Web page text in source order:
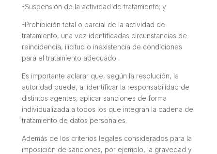
-Suspensión de la actividad de tratamiento; y
-Prohibición total o parcial de la actividad de
tratamiento, una vez identificadas circunstancias de
reincidencia, ilicitud o inexistencia de condiciones
para el tratamiento adecuado.
Es importante aclarar que, según la resolución, la
autoridad puede, al identificar la responsabilidad de
distintos agentes, aplicar sanciones de forma
individualizada a todos los que integran la cadena de
tratamiento de datos personales.
Además de los criterios legales considerados para la
imposición de sanciones, por ejemplo, la gravedad y